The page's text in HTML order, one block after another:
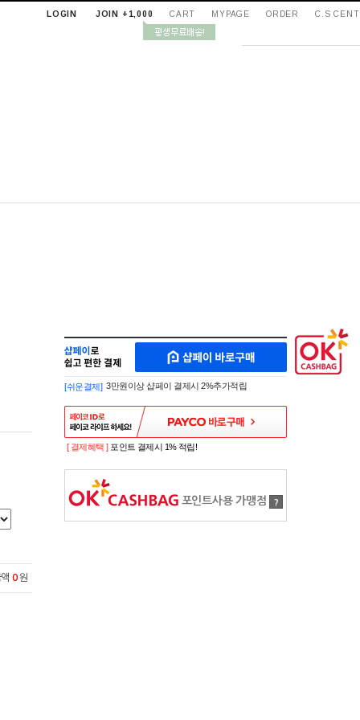
LOGIN JOIN +1,000 CART MYPAGE ORDER C.S
0 원
M
A
K
E
O
P
S
H
A
페
이
바
매
[쉬운결제] 3만원이상 샵페이 결제시 2%추가적립
[ 결제혜택 ] 포인트 결제시 1% 적립!
포인트사용 가맹점 ?